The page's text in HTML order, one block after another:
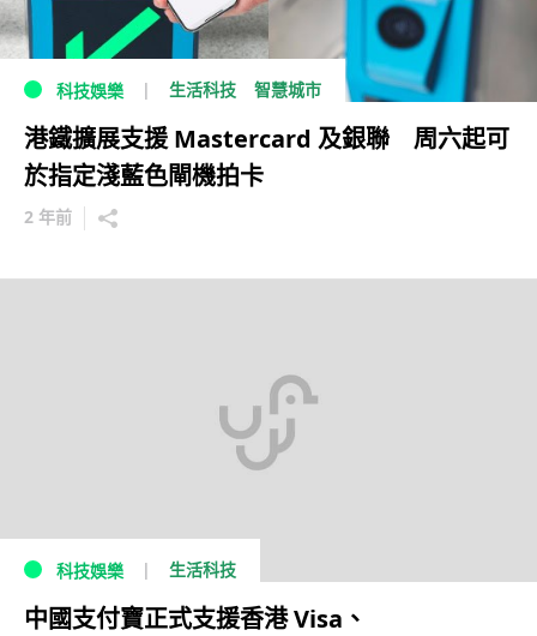
科技娛樂 生活科技 智慧城市
港鐵擴展支援 Mastercard 及銀聯 周六起可
於指定淺藍色閘機拍卡
2 年前
科技娛樂 生活科技
中國支付寶正式支援香港 Visa、